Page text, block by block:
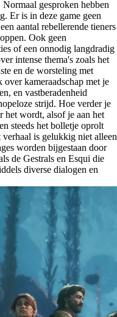
gesproken hebben
Er is in deze game geen
aantal rebellerende tieners
Ook geen
of een onnodig langdradig
intense thema's zoals het
en de worsteling met
kameraadschap met je
en vastberadenheid
strijd. Hoe verder je
het wordt, alsof je aan het
steeds het bolletje oprolt
is gelukkig niet alleen
worden bijgestaan door
de Gestrals en Esqui die
diverse dialogen en